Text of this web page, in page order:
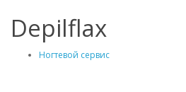
Depilflax
Ногтевой сервис